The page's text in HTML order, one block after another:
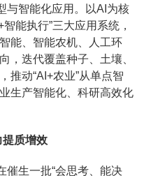
与智能化应用。以AI为核
能执行”三大应用系统，
能、智能农机、人工环
，迭代覆盖种子、土壤、
推动“AI+农业”从单点智
生产智能化、科研高效化
提质增效
催生一批“会思考、能决